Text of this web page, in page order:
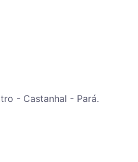
- Castanhal - Pará.